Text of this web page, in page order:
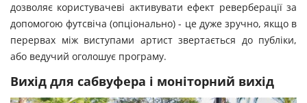
дозволяє користувачеві активувати ефект реверберації за
допомогою футсвіча (опціонально) - це дуже зручно, якщо в
перервах між виступами артист звертається до публіки,
або ведучий оголошує програму.
Вихід для сабвуфера і моніторний вихід